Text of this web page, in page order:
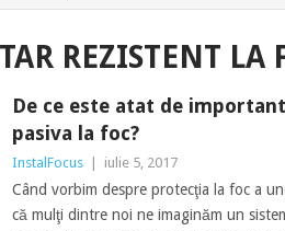
REZISTENT LA
De ce este atat de
pasiva la foc?
InstalFocus iulie 5, 2017
Când vorbim despre protecţia la foc a
că mulţi dintre noi ne imaginăm un